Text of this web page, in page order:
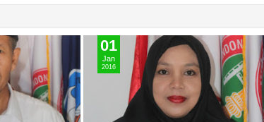
01
Jan
2016